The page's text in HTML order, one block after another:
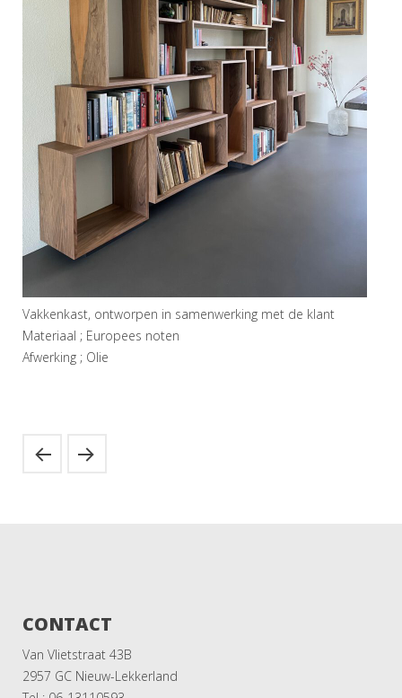
Vakkenkast, ontworpen in samenwerking met de klant
Materiaal ; Europees noten
Afwerking ; Olie
CONTACT
Van Vlietstraat 43B
2957 GC Nieuw-Lekkerland